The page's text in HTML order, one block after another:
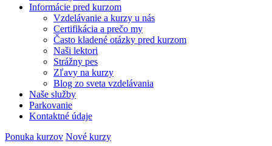
Informácie pred kurzom
Vzdelávanie a kurzy u nás
Certifikácia a prečo my
Často kladené otázky pred kurzom
Naši lektori
Strážny pes
Zľavy na kurzy
Blog zo sveta vzdelávania
Naše služby
Parkovanie
Kontaktné údaje
Ponuka kurzov Nové kurzy